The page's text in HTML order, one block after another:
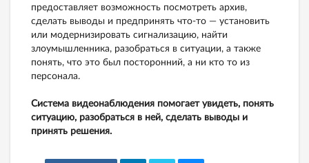
предоставляет возможность посмотреть архив,
сделать выводы и предпринять что-то — установить
или модернизировать сигнализацию, найти
злоумышленника, разобраться в ситуации, а также
понять, что это был посторонний, а ни кто то из
персонала.
Система видеонаблюдения помогает увидеть, понять
ситуацию, разобраться в ней, сделать выводы и
принять решения.